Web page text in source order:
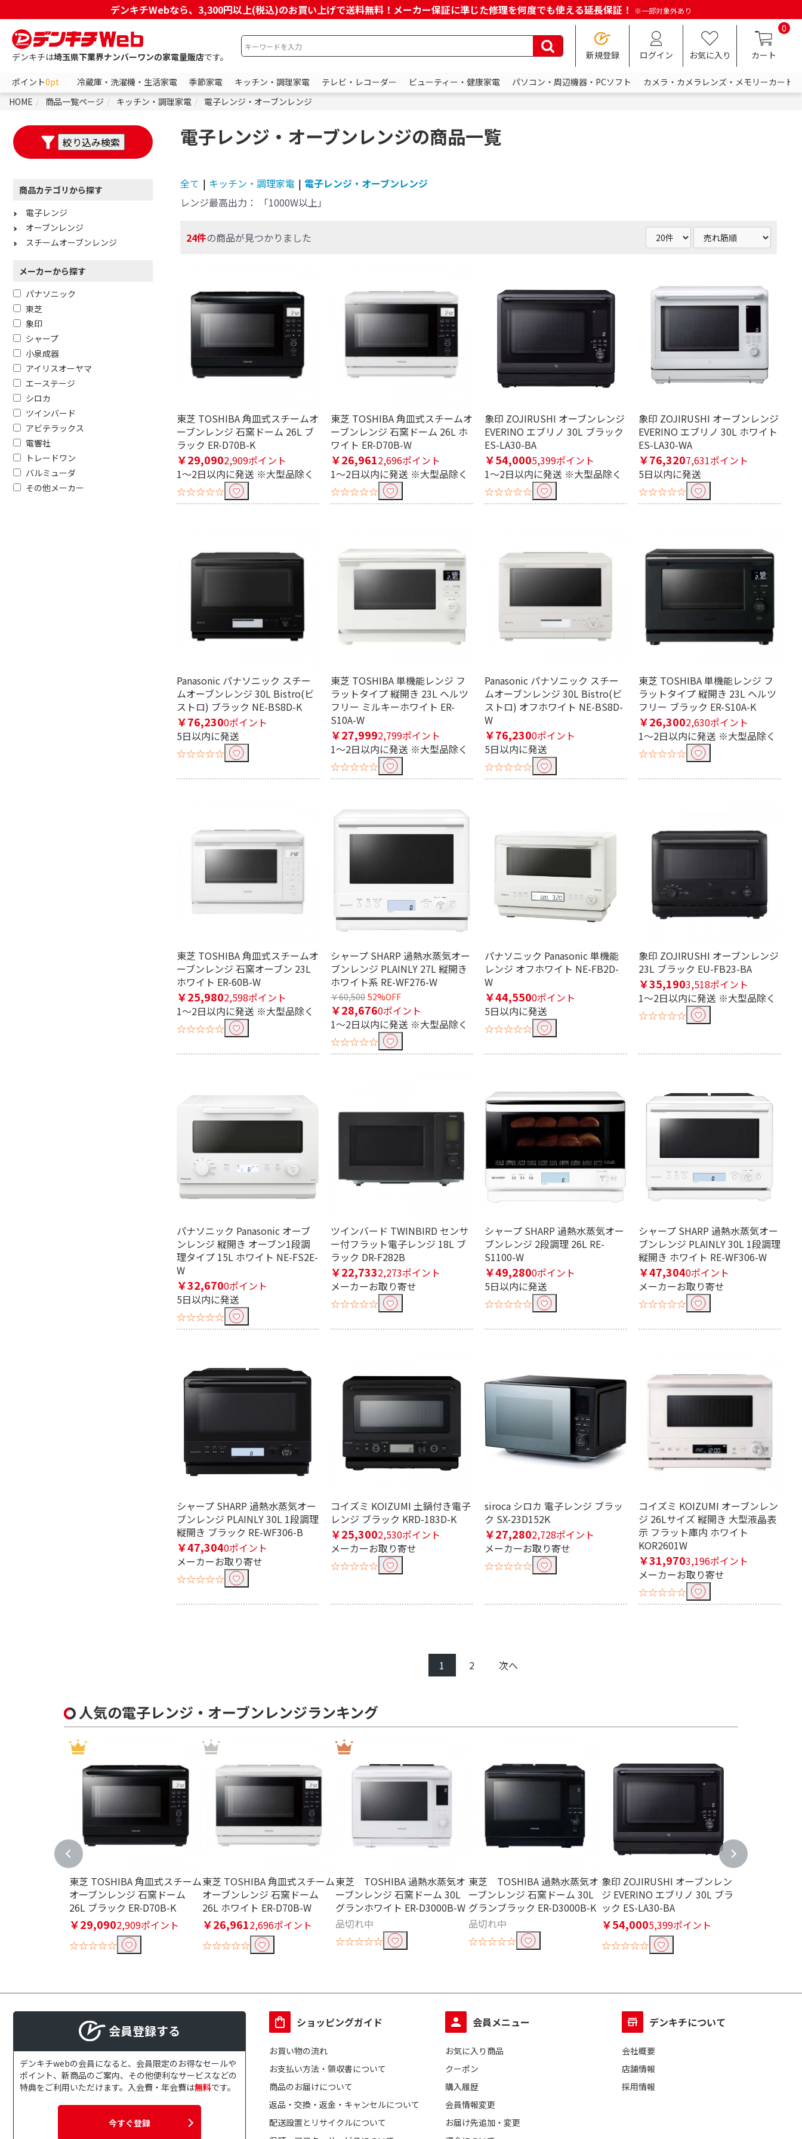
デンキチWebなら、3,300円以上(税込)のお買い上げで送料無料！メーカー保証に準じた修理を何度でも使える延長保証！ ※一部対象外あり
デンキチは埼玉県下業界ナンバーワンの家電量販店です。 新規登録 ログイン お気に入り
0
カート
ポイント0pt 冷蔵庫・洗濯機・生活家電 季節家電 キッチン・調理家電 テレビ・レコーダー ビューティー・健康家電 パソコン・周辺機器・PCソフト
カメラ・カメラレンズ・メモリーカード
HOME
商品一覧ページ キッチン・調理家電 電子レンジ・オーブンレンジ
電子レンジ・オーブンレンジの商品一覧
全て | キッチン・調理家電 | 電子レンジ・オーブンレンジ
レンジ最高出力：
「1000W以上」
24件の商品が見つかりました
東芝 TOSHIBA 角皿式スチームオ
ーブンレンジ 石窯ドーム 26L ブ
ラック ER-D70B-K
￥29,0902,909ポイント
1～2日以内に発送 ※大型品除く
☆☆☆☆☆
東芝 TOSHIBA 角皿式スチームオ
ーブンレンジ 石窯ドーム 26L ホ
ワイト ER-D70B-W
￥26,9612,696ポイント
1～2日以内に発送 ※大型品除く
☆☆☆☆☆
象印 ZOJIRUSHI オーブンレンジ
EVERINO エブリノ 30L ブラック
ES-LA30-BA
￥54,0005,399ポイント
1～2日以内に発送 ※大型品除く
☆☆☆☆☆
象印 ZOJIRUSHI オーブンレンジ
EVERINO エブリノ 30L ホワイト
ES-LA30-WA
￥76,3207,631ポイント
5日以内に発送
☆☆☆☆☆
Panasonic パナソニック スチー
ムオーブンレンジ 30L Bistro(ビ
ストロ) ブラック NE-BS8D-K
￥76,2300ポイント
5日以内に発送
☆☆☆☆☆
東芝 TOSHIBA 単機能レンジ フ
ラットタイプ 縦開き 23L ヘルツ
フリー ミルキーホワイト ER-
S10A-W
￥27,9992,799ポイント
1～2日以内に発送 ※大型品除く
☆☆☆☆☆
Panasonic パナソニック スチー
ムオーブンレンジ 30L Bistro(ビ
ストロ) オフホワイト NE-BS8D-
W
￥76,2300ポイント
5日以内に発送
☆☆☆☆☆
東芝 TOSHIBA 単機能レンジ フ
ラットタイプ 縦開き 23L ヘルツ
フリー ブラック ER-S10A-K
￥26,3002,630ポイント
1～2日以内に発送 ※大型品除く
☆☆☆☆☆
東芝 TOSHIBA 角皿式スチームオ
ーブンレンジ 石窯オーブン 23L
ホワイト ER-60B-W
￥25,9802,598ポイント
1～2日以内に発送 ※大型品除く
☆☆☆☆☆
シャープ SHARP 過熱水蒸気オー
ブンレンジ PLAINLY 27L 縦開き
ホワイト系 RE-WF276-W
￥60,500 52%OFF
￥28,6760ポイント
1～2日以内に発送 ※大型品除く
☆☆☆☆☆
パナソニック Panasonic 単機能
レンジ オフホワイト NE-FB2D-
W
￥44,5500ポイント
5日以内に発送
☆☆☆☆☆
象印 ZOJIRUSHI オーブンレンジ
23L ブラック EU-FB23-BA
￥35,1903,518ポイント
1～2日以内に発送 ※大型品除く
☆☆☆☆☆
パナソニック Panasonic オーブ
ンレンジ 縦開き オーブン1段調
理タイプ 15L ホワイト NE-FS2E-
W
￥32,6700ポイント
5日以内に発送
☆☆☆☆☆
ツインバード TWINBIRD センサ
ー付フラット電子レンジ 18L ブ
ラック DR-F282B
￥22,7332,273ポイント
メーカーお取り寄せ
☆☆☆☆☆
シャープ SHARP 過熱水蒸気オー
ブンレンジ 2段調理 26L RE-
S1100-W
￥49,2800ポイント
5日以内に発送
☆☆☆☆☆
シャープ SHARP 過熱水蒸気オー
ブンレンジ PLAINLY 30L 1段調理
縦開き ホワイト RE-WF306-W
￥47,3040ポイント
メーカーお取り寄せ
☆☆☆☆☆
シャープ SHARP 過熱水蒸気オー
ブンレンジ PLAINLY 30L 1段調理
縦開き ブラック RE-WF306-B
￥47,3040ポイント
メーカーお取り寄せ
☆☆☆☆☆
コイズミ KOIZUMI 土鍋付き電子
レンジ ブラック KRD-183D-K
￥25,3002,530ポイント
メーカーお取り寄せ
☆☆☆☆☆
siroca シロカ 電子レンジ ブラッ
ク SX-23D152K
￥27,2802,728ポイント
メーカーお取り寄せ
☆☆☆☆☆
コイズミ KOIZUMI オーブンレン
ジ 26Lサイズ 縦開き 大型液晶表
示 フラット庫内 ホワイト
KOR2601W
￥31,9703,196ポイント
メーカーお取り寄せ
☆☆☆☆☆
1 2 次へ
商品カテゴリから探す
電子レンジ
オーブンレンジ
スチームオーブンレンジ
メーカーから探す
パナソニック
東芝
象印
シャープ
小泉成器
アイリスオーヤマ
エーステージ
シロカ
ツインバード
アビテラックス
電響社
トレードワン
バルミューダ
その他メーカー
条件で絞り込む
価格で絞り込む
円 ~ 円
便利&快適機能で絞り込む
庫内容量で絞り込む
17L
20L以下 30L以上
幅(外形)で絞り込む
451～481mm未満 481～501mm未満
高さ(外形)で絞り込む
261mm未満 261～281ｍｍ未満 281～301mm未満 301～331mm未満
331～351mm未満
351～400mm未満
351～401mm未満 301mm以上
奥行(外形・ハンドル除く)で絞り込む
331mm未満 331～351mm未満 351～381mm未満 361～401mm未満 401～451mm未満
レンジ最高出力で絞り込む
センサーで絞り込む
赤外線センサー 蒸気・温度センサー
ピッタリ設置で絞り込む
左右背面 左背面
スチーム給水方式で絞り込む
発酵機能で絞り込む
発酵機能なし
人気の電子レンジ・オーブンレンジランキング
東芝 TOSHIBA 角皿式スチーム
オーブンレンジ 石窯ドーム
26L ブラック ER-D70B-K
￥29,0902,909ポイント
☆☆☆☆☆
東芝 TOSHIBA 角皿式スチーム
オーブンレンジ 石窯ドーム
26L ホワイト ER-D70B-W
￥26,9612,696ポイント
☆☆☆☆☆
東芝 TOSHIBA 過熱水蒸気オ
ーブンレンジ 石窯ドーム 30L
グランホワイト ER-D3000B-W
品切れ中
☆☆☆☆☆
東芝 TOSHIBA 過熱水蒸気オ
ーブンレンジ 石窯ドーム 30L
グランブラック ER-D3000B-K
品切れ中
☆☆☆☆☆
象印 ZOJIRUSHI オーブンレン
ジ EVERINO エブリノ 30L ブラ
ック ES-LA30-BA
￥54,0005,399ポイント
☆☆☆☆☆
会員登録する
デンキチwebの会員になると、会員限定のお得なセールや
ポイント、新商品のご案内、その他便利なサービスなどの
特典をご利用いただけます。入会費・年会費は無料です。
今すぐ登録
ショッピングガイド
お買い物の流れ
お支払い方法・領収書について
商品のお届けについて
返品・交換・返金・キャンセルについて
配送設置とリサイクルについて
会員メニュー
お気に入り商品
クーポン
購入履歴
会員情報変更
お届け先追加・変更
デンキチについて
会社概要
店舗情報
採用情報